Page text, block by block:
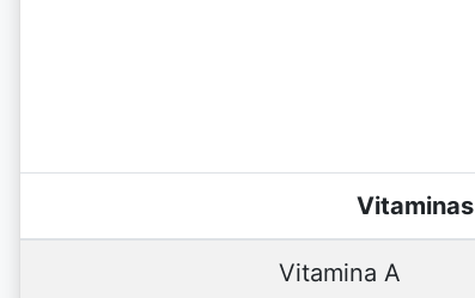
Vitaminas
Vitamina A